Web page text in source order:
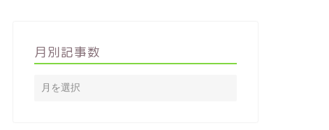
月別記事数